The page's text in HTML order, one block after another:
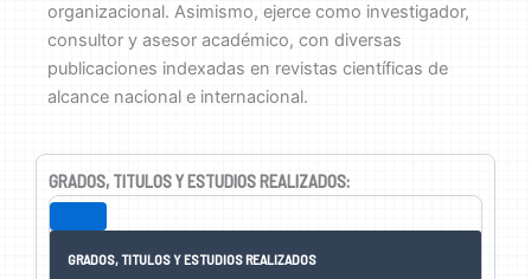
organizacional. Asimismo, ejerce como investigador,
consultor y asesor académico, con diversas
publicaciones indexadas en revistas científicas de
alcance nacional e internacional.
GRADOS, TITULOS Y ESTUDIOS REALIZADOS:
GRADOS, TITULOS Y ESTUDIOS REALIZADOS